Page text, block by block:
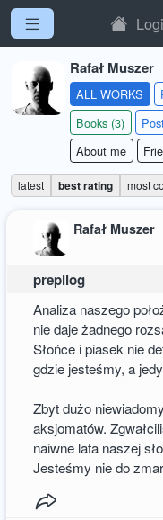
Rafał Muszer
ALL WORKS
Books (3)
About me
latest best rating most
Rafał Muszer
prepilog
Analiza naszego
nie daje żadnego
Słońce i piasek nie
gdzie jesteśmy, a
Zbyt dużo
aksjomatów.
naiwne lata naszej
Jesteśmy nie do